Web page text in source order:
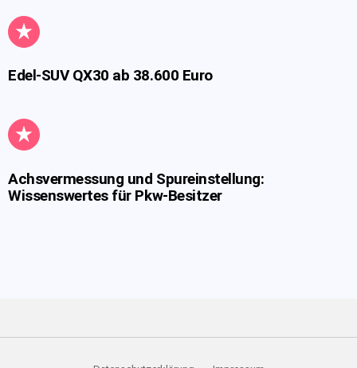
Edel-SUV QX30 ab 38.600 Euro
Achsvermessung und Spureinstellung:
Wissenswertes für Pkw-Besitzer